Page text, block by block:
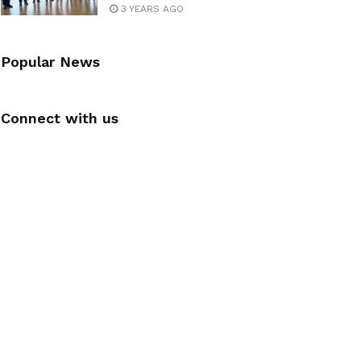
3 YEARS AGO
Popular News
Connect with us